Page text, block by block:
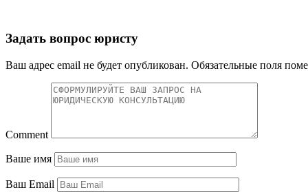
Задать вопрос юристу
Ваш адрес email не будет опубликован. Обязательные поля
Comment
Ваше имя
Ваш Email